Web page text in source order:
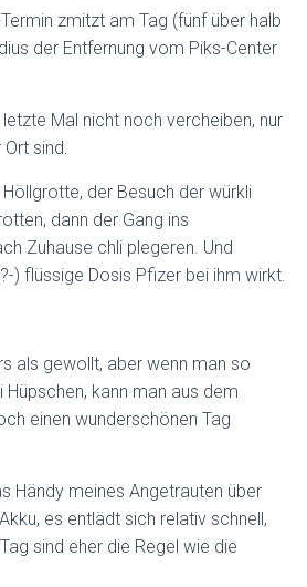
zmitzt am Tag (fünf über halb
der Entfernung vom Piks-Center
Mal nicht noch vercheiben, nur
sind.
Höllgrotte, der Besuch der würkli
dann der Gang ins
Zuhause chli plegeren. Und
) flüssige Dosis Pfizer bei ihm wirkt.
als gewollt, aber wenn man so
kann man aus dem
einen wunderschönen Tag
Händy meines Angetrauten über
es entlädt sich relativ schnell,
sind eher die Regel wie die